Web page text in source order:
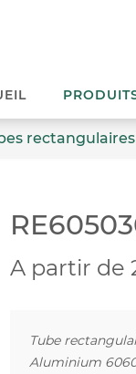
rectangulaires
A partir de
Tube
Aluminium